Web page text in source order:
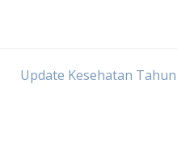
Update Kesehatan